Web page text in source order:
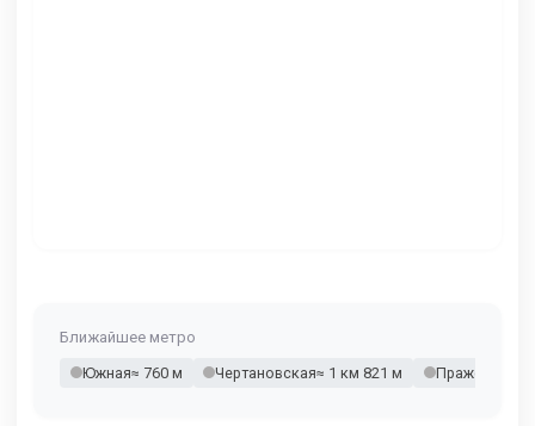
Ближайшее метро
Южная≈ 760 м Чертановская≈ 1 км 821 м Пражская